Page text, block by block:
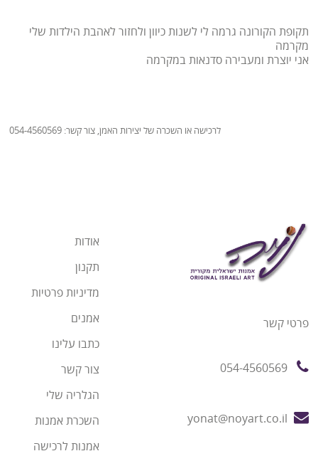
תקופת הקורונה גרמה לי לשנות כיוון ולחזור לאהבת הילדות שלי
מקרמה
אני יוצרת ומעבירה סדנאות במקרמה
לרכישה או השכרה של יצירות האמן, צור קשר: 054-4560569
פרטי קשר
054-4560569
yonat@noyart.co.il
אודות
תקנון
מדיניות פרטיות
אמנים
כתבו עלינו
צור קשר
הגלריה שלי
השכרת אמנות
אמנות לרכישה